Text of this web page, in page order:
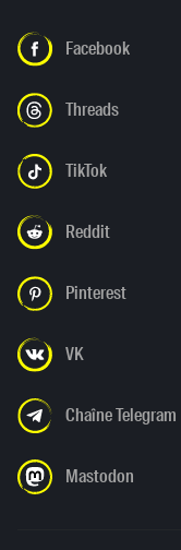
Facebook
Threads
TikTok
Reddit
Pinterest
VK
Chaîne Telegram
Mastodon